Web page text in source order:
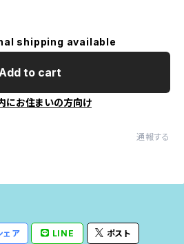
shipping available
to cart
にお住まいの方向け
通報する
ェア LINE ポスト